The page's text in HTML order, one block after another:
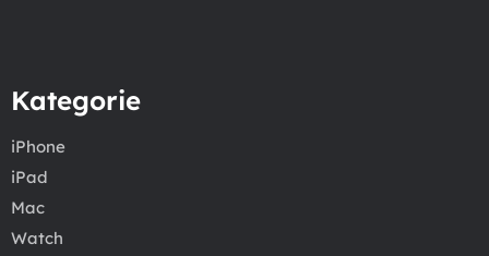
Kategorie
iPhone
iPad
Mac
Watch